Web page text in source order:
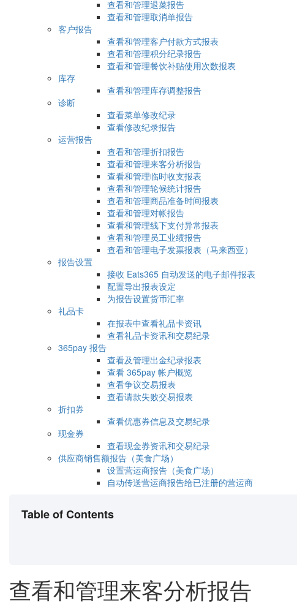
查看和管理退菜报告
查看和管理取消单报告
客户报告
查看和管理客户付款方式报表
查看和管理积分纪录报告
查看和管理餐饮补贴使用次数报表
库存
查看和管理库存调整报告
诊断
查看菜单修改纪录
查看修改纪录报告
运营报告
查看和管理折扣报告
查看和管理来客分析报告
查看和管理临时收支报表
查看和管理轮候统计报告
查看和管理商品准备时间报表
查看和管理对帐报告
查看和管理线下支付异常报表
查看和管理员工业绩报告
查看和管理电子发票报表（马来西亚）
报告设置
接收 Eats365 自动发送的电子邮件报表
配置导出报表设定
为报告设置货币汇率
礼品卡
在报表中查看礼品卡资讯
查看礼品卡资讯和交易纪录
365pay 报告
查看及管理出金纪录报表
查看 365pay 帐户概览
查看争议交易报表
查看请款失败交易报表
折扣券
查看优惠券信息及交易纪录
现金券
查看现金券资讯和交易纪录
供应商销售额报告（美食广场）
设置营运商报告（美食广场）
自动传送营运商报告给已注册的营运商
Table of Contents
查看和管理来客分析报告